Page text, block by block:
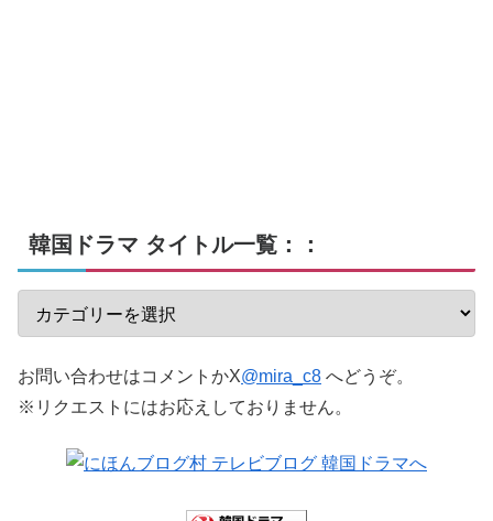
韓国ドラマ タイトル一覧：：
お問い合わせはコメントかX@mira_c8 へどうぞ。
※リクエストにはお応えしておりません。